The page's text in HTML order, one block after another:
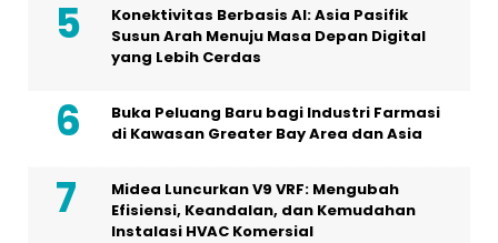
Konektivitas Berbasis AI: Asia Pasifik
Susun Arah Menuju Masa Depan Digital
yang Lebih Cerdas
Buka Peluang Baru bagi Industri Farmasi
di Kawasan Greater Bay Area dan Asia
Midea Luncurkan V9 VRF: Mengubah
Efisiensi, Keandalan, dan Kemudahan
Instalasi HVAC Komersial